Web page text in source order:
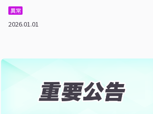
異常
2026.01.01